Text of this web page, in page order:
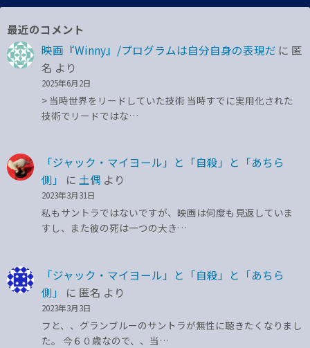
最近のコメント
映画『Winny』/プログラムは自分自身の表現だ に 匿
名 より
2025年6月2日
> 当時世界をリードしていた技術 当時すでに実用化された
技術でリードではな…
「ジャック・マイヨール」と「自殺」と「あちら
側」
に 土偶 より
2023年3月31日
私もサントラではないですが、映画は何度も見返していま
すし、また彼の死は一つの大き…
「ジャック・マイヨール」と「自殺」と「あちら
側」
に 匿名 より
2023年3月3日
フと、、グランブルーのサントラが無性に聴きたくなりまし
た。 今６０歳なので、、当…